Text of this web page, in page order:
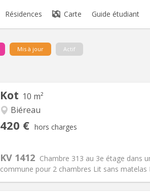
Résidences Carte Guide étudiant
Mis à jour Actif
Kot 10 m²
Biéreau
420 € hors charges
KV 1412 Chambre 313 au 3e étage dans
commune pour 2 chambres Lit sans
Aménagement
Superficie:10 m2